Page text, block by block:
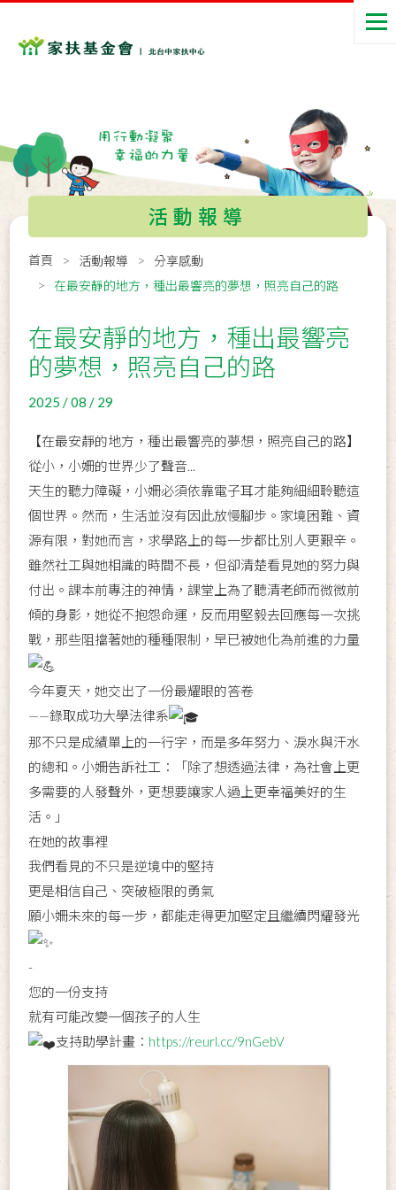
活動報導
首頁 活動報導
分享感動
在最安靜的地方，種出最響亮的夢想，照亮自己的路
在最安靜的地方，種出最響亮
的夢想，照亮自己的路
2025 / 08 / 29
【在最安靜的地方，種出最響亮的夢想，照亮自己的路】
從小，小姍的世界少了聲音...
天生的聽力障礙，小姍必須依靠電子耳才能夠細細聆聽這
個世界。然而，生活並沒有因此放慢腳步。家境困難、資
源有限，對她而言，求學路上的每一步都比別人更艱辛。
雖然社工與她相識的時間不長，但卻清楚看見她的努力與
付出。課本前專注的神情，課堂上為了聽清老師而微微前
傾的身影，她從不抱怨命運，反而用堅毅去回應每一次挑
戰，那些阻擋著她的種種限制，早已被她化為前進的力量
今年夏天，她交出了一份最耀眼的答卷
——錄取成功大學法律系
那不只是成績單上的一行字，而是多年努力、淚水與汗水
的總和。小姍告訴社工：「除了想透過法律，為社會上更
多需要的人發聲外，更想要讓家人過上更幸福美好的生
活。」
在她的故事裡
我們看見的不只是逆境中的堅持
更是相信自己、突破極限的勇氣
願小姍未來的每一步，都能走得更加堅定且繼續閃耀發光
-
您的一份支持
就有可能改變一個孩子的人生
支持助學計畫： https://reurl.cc/9nGebV